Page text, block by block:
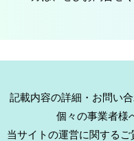
記載内容の詳細・お問い
個々の事業者様
当サイトの運営に関する